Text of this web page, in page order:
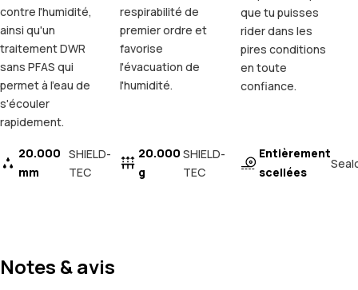
contre l'humidité,
ainsi qu'un
traitement DWR
sans PFAS qui
permet à l'eau de
s'écouler
rapidement.
20.000
mm
SHIELD-
TEC
respirabilité de
premier ordre et
favorise
l'évacuation de
l'humidité.
20.000
g
SHIELD-
TEC
que tu puisses
rider dans les
pires conditions
en toute
confiance.
Entièrement
scellées
Notes & avis